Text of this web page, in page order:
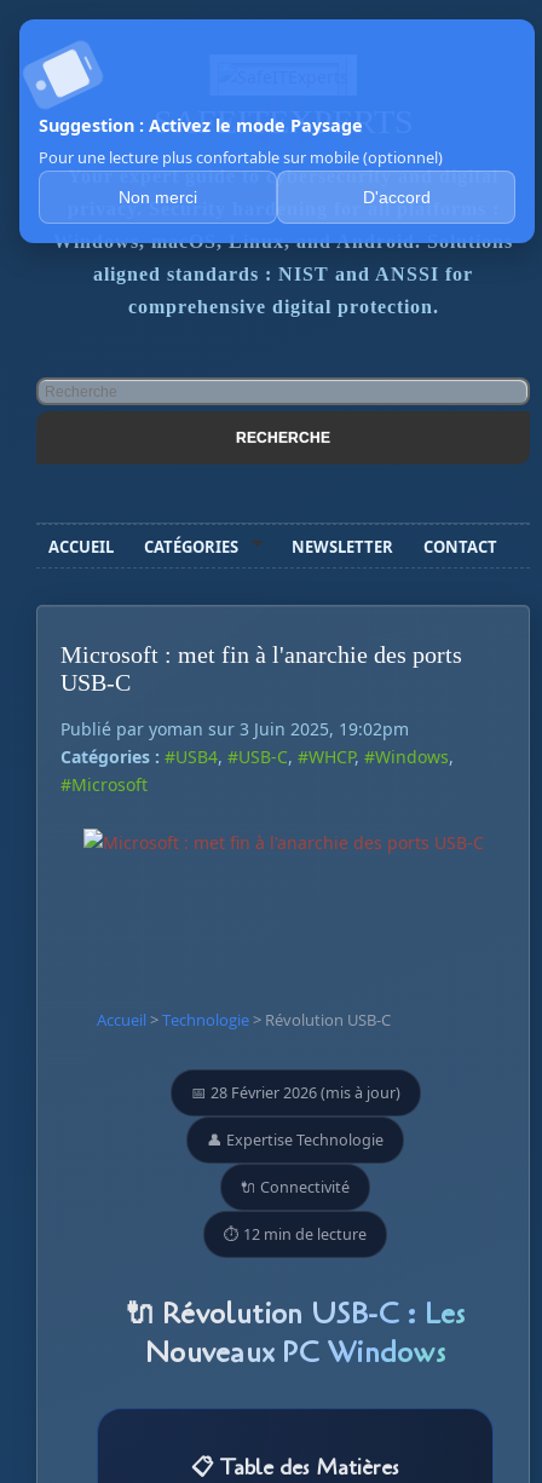
SAFEITEXPERTS
Your expert guide to cybersecurity and digital
privacy. Security hardening for all platforms :
Windows, macOS, Linux, and Android. Solutions
aligned standards : NIST and ANSSI for
comprehensive digital protection.
ACCUEIL CATÉGORIES NEWSLETTER CONTACT
Microsoft : met fin à l'anarchie des ports
USB-C
Publié par yoman sur 3 Juin 2025, 19:02pm
Catégories : #USB4, #USB-C, #WHCP, #Windows,
#Microsoft
Accueil >Technologie> Révolution USB-C
📅 28 Février 2026 (mis à jour)
👤 Expertise Technologie
🔌 Connectivité
⏱️ 12 min de lecture
🔌 Révolution USB-C : Les
Nouveaux PC Windows
📋 Table des Matières